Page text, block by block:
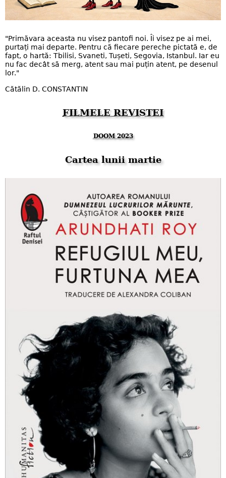
"Primăvara aceasta nu visez pantofi noi. Îi visez pe ai mei,
purtați mai departe. Pentru că fiecare pereche pictată e, de
fapt, o hartă: Tbilisi, Svaneti, Tușeti, Segovia, Istanbul. Iar eu
nu fac decât să merg, atent sau mai puțin atent, pe desenul
lor."
Cătălin D. CONSTANTIN
FILMELE REVISTEI
DOOM 2023
Cartea lunii martie